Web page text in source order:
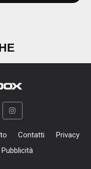
Contatti
Privacy
Pubblicità